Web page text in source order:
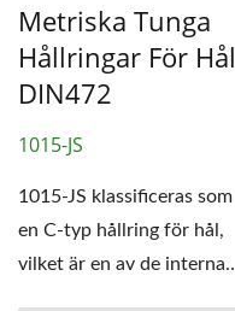
Metriska Tunga
Hållringar För Hål
DIN472
1015-JS
1015-JS klassificeras som
en C-typ hållring för hål,
vilket är en av de interna